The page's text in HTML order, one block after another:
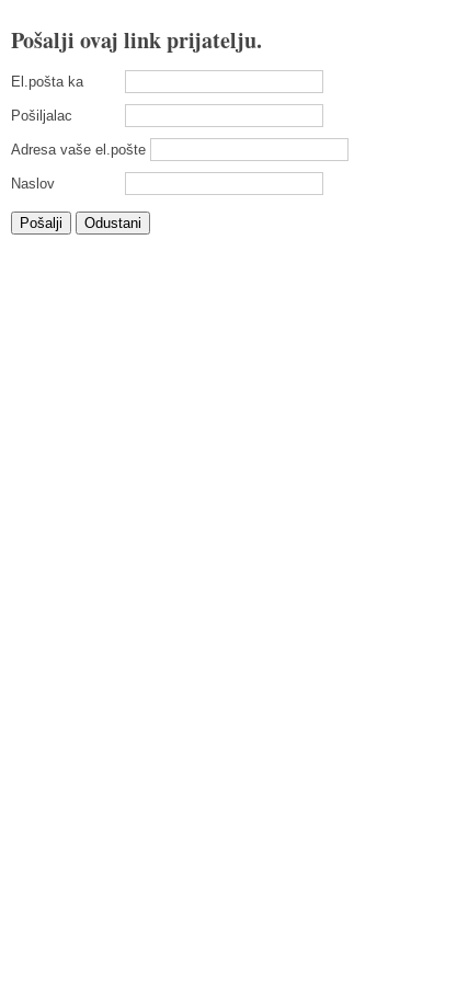
Pošalji ovaj link prijatelju.
El.pošta ka
Pošiljalac
Adresa vaše el.pošte
Naslov
Pošalji Odustani